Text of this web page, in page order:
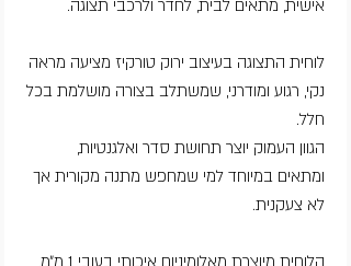
אישית, מתאים לבית, לחדר ולרכבי תצוגה.
לוחית התצוגה בעיצוב ירוק טורקיז מציעה מראה
נקי, רגוע ומודרני, שמשתלב בצורה מושלמת בכל
חלל.
הגוון העמוק יוצר תחושת סדר ואלגנטיות,
ומתאים במיוחד למי שמחפש מתנה מקורית אך
לא צעקנית.
הלוחית מיוצרת מאלומיניום איכותי בעובי 1 מ״מ,